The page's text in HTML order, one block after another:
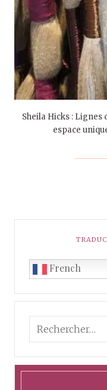
Sheila Hicks : Lignes
espace
French